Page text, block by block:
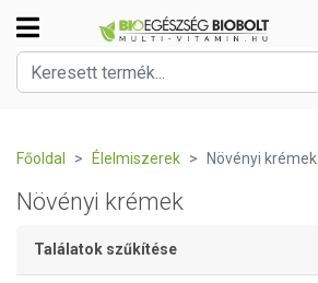
Főoldal Élelmiszerek Növényi krémek
Növényi krémek
Találatok szűkítése